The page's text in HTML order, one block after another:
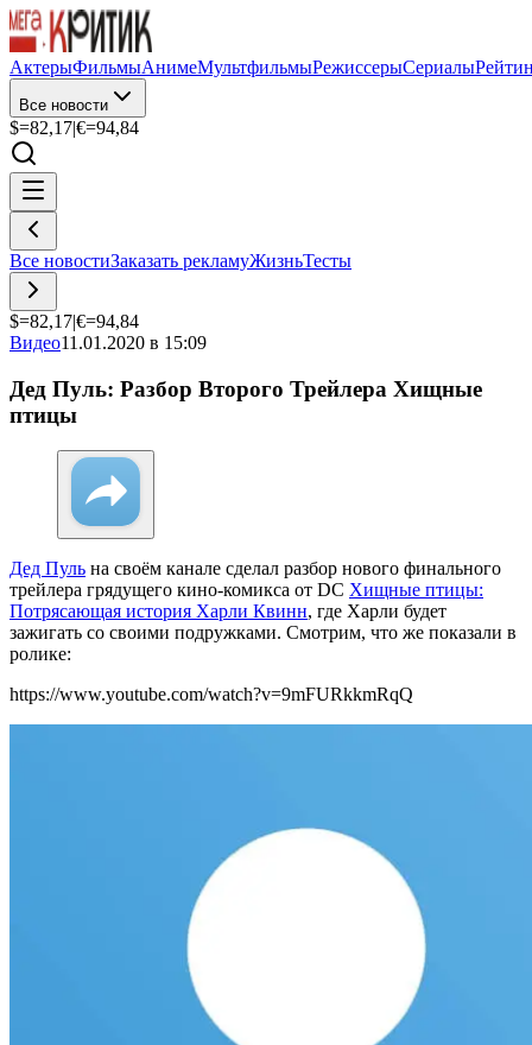
АктерыФильмыАнимеМультфильмыРежиссерыСериалы
Все новости
$=82,17|€=94,84
Все новостиЗаказать рекламуЖизньТесты
$=82,17|€=94,84
Видео11.01.2020 в 15:09
Дед Пуль: Разбор Второго Трейлера Хищные
птицы
Дед Пуль на своём канале сделал разбор нового финального
трейлера грядущего кино-комикса от DC Хищные птицы:
Потрясающая история Харли Квинн, где Харли будет
зажигать со своими подружками. Смотрим, что же показали в
ролике:
https://www.youtube.com/watch?v=9mFURkkmRqQ